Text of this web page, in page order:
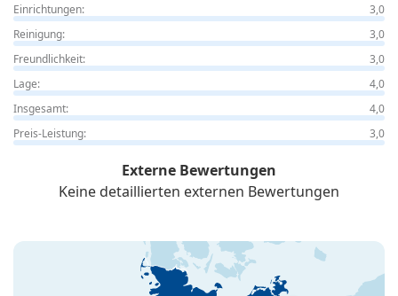
Einrichtungen:
3,0
Reinigung:
3,0
Freundlichkeit:
3,0
Lage:
4,0
Insgesamt:
4,0
Preis-Leistung:
3,0
Externe Bewertungen
Keine detaillierten externen Bewertungen